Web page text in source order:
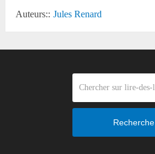
Auteurs:: Jules Renard
Recherche